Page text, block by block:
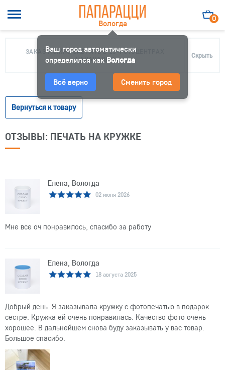
Вологда
Ваш город автоматически
определился как Вологда
Всё верно Сменить город
0
ЗАКАЗ МОЖНО ЗАБРАТЬ В 10 ФОТОЦЕНТРАХ
ПАПАРАЦЦИ
Скрыть
Вернуться к товару
ОТЗЫВЫ: ПЕЧАТЬ НА КРУЖКЕ
Елена, Вологда
02 июня 2026
Мне все оч понравилось, спасибо за работу
Елена, Вологда
18 августа 2025
Добрый день. Я заказывала кружку с фотопечатью в подарок
сестре. Кружка ей очень понравилась. Качество фото очень
хорошее. В дальнейшем снова буду заказывать у вас товар.
Большое спасибо.